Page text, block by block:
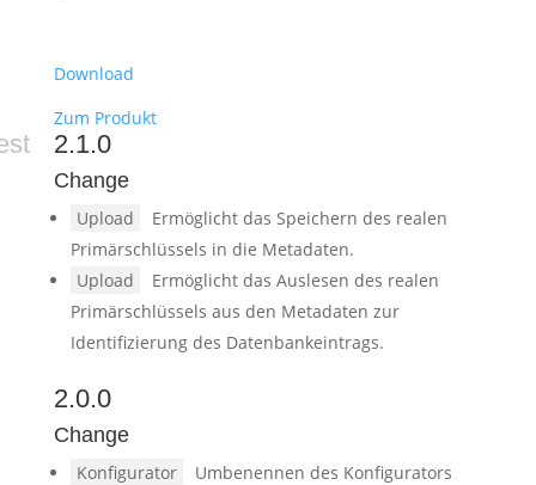
Download
Zum Produkt
2.1.0
Change
Upload
Ermöglicht das Speichern des realen
Primärschlüssels in die Metadaten.
Upload
Ermöglicht das Auslesen des realen
Primärschlüssels aus den Metadaten zur
Identifizierung des Datenbankeintrags.
2.0.0
Change
Konfigurator
Umbenennen des Konfigurators